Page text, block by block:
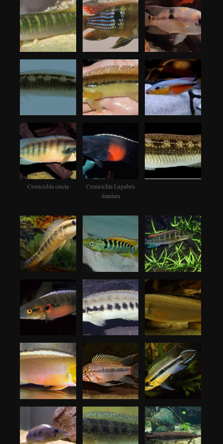
Crenicichla cincta
Crenicichla Lugubris
dandara